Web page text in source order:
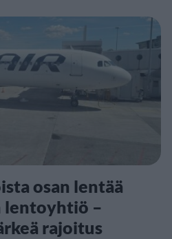
osan lentää
lentoyhtiö –
rajoitus